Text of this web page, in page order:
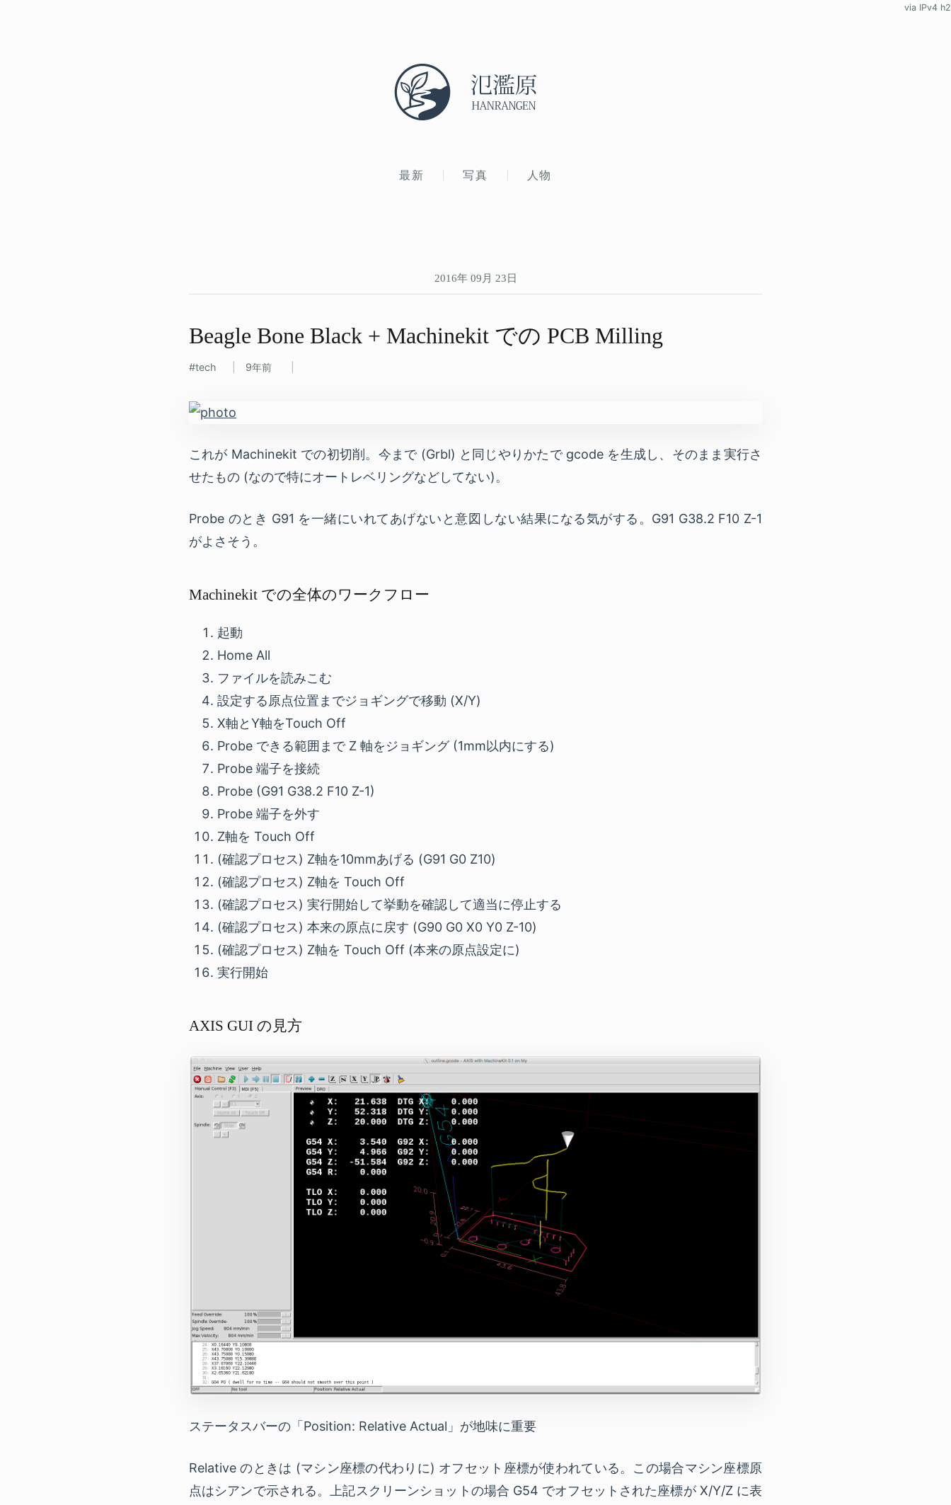
最新 写真 人物
via IPv4 h2
2016年 09月 23日
Beagle Bone Black + Machinekit での​ PCB Milling
tech 9年前
これが Machinekit での初切削。今まで (Grbl) と同じやりかたで gcode を生成し、そのまま実行さ
せたもの (なので特にオートレベリングなどしてない)。
Probe のとき G91 を一緒にいれてあげないと意図しない結果になる気がする。G91 G38.2 F10 Z-1
がよさそう。
Machinekit での全体のワークフロー
起動
Home All
ファイルを読みこむ
設定する原点位置までジョギングで移動 (X/Y)
X軸とY軸をTouch Off
Probe できる範囲まで Z 軸をジョギング (1mm以内にする)
Probe 端子を接続
Probe (G91 G38.2 F10 Z-1)
Probe 端子を外す
Z軸を Touch Off
(確認プロセス) Z軸を10mmあげる (G91 G0 Z10)
(確認プロセス) Z軸を Touch Off
(確認プロセス) 実行開始して挙動を確認して適当に停止する
(確認プロセス) 本来の原点に戻す (G90 G0 X0 Y0 Z-10)
(確認プロセス) Z軸を Touch Off (本来の原点設定に)
実行開始
AXIS GUI の見方
ステータスバーの「Position: Relative Actual」が地味に重要
Relative のときは (マシン座標の代わりに) オフセット座標が使われている。この場合マシン座標原
点はシアンで示される。上記スクリーンショットの場合 G54 でオフセットされた座標が X/Y/Z に表